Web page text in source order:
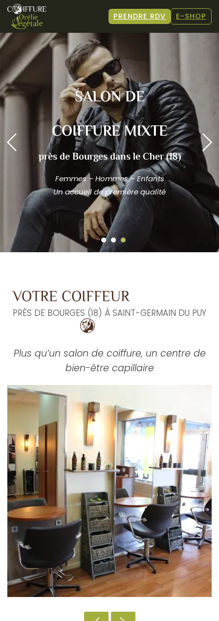
PRENDRE RDV E-SHOP
SALON DE
COIFFURE MIXTE
près de Bourges dans le Cher (18)
Femmes – Hommes – Enfants
Un accueil de première qualité
VOTRE COIFFEUR
PRÈS DE BOURGES (18) À SAINT-GERMAIN DU PUY
Plus qu’un salon de coiffure, un centre de
bien-être capillaire